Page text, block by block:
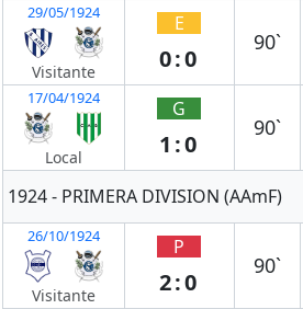
29/05/1924
Visitante
E
0:0
90`
17/04/1924
Local
G
1:0
90`
1924 - PRIMERA DIVISION (AAmF)
26/10/1924
Visitante
P
2:0
90`